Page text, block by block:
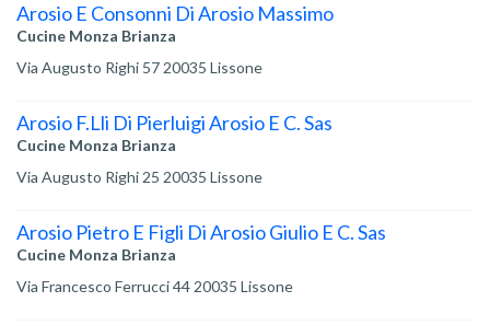
Arosio E Consonni Di Arosio Massimo
Cucine Monza Brianza
Via Augusto Righi 57 20035 Lissone
Arosio F.Lli Di Pierluigi Arosio E C. Sas
Cucine Monza Brianza
Via Augusto Righi 25 20035 Lissone
Arosio Pietro E Figli Di Arosio Giulio E C. Sas
Cucine Monza Brianza
Via Francesco Ferrucci 44 20035 Lissone